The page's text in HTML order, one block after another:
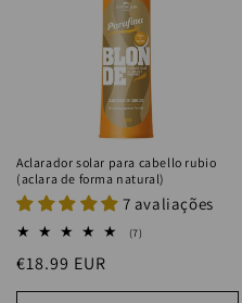
Aclarador solar para cabello rubio
(aclara de forma natural)
7 avaliações
(7)
Precio
habitual
€18.99 EUR